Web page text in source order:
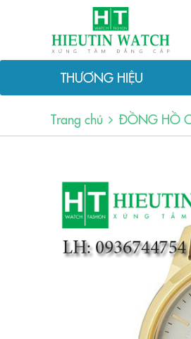
THƯƠNG HIỆU
Trang chủ ĐỒNG HỒ